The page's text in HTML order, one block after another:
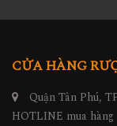
CỬA HÀNG
Quận Tân Phú,
HOTLINE mua hàng